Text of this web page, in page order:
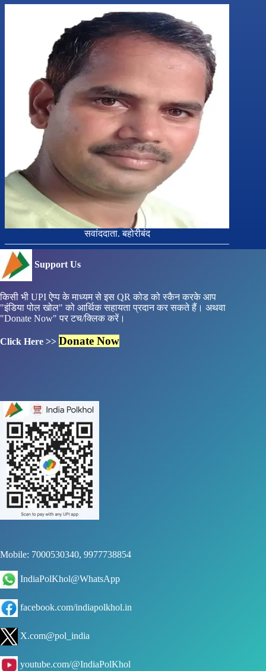
सवांददाता. बहोरीबंद
Support Us
किसी भी UPI ऐप्प के माध्यम से इस QR कोड को स्कैन करके आप
"इंडिया पोल खोल" को आर्थिक सहायता प्रदान कर सकते हैं। अथवा
"Donate Now" पर टच/क्लिक करें।
Click Here >> Donate Now
Mobile: 7000530340, 9977738854
IndiaPolKhol@WhatsApp
facebook.com/indiapolkhol.in
X.com@pol_india
youtube.com/@IndiaPolKhol